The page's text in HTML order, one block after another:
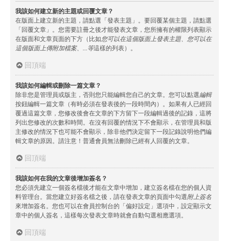
我該如何建立新的主題或回覆文章？
在版面上建立新的主題，請點選「發表主題」。要回覆某個主題，請點選
「回覆文章」。您需要註冊之後才能發表文章，您所擁有的權限列表顯示
在版面和文章頁面的下方（比如您可以在這個版面上發表主題、您可以在
這個版面上傳附加檔案、...等這樣的列表）。
回頂端
我該如何編輯或刪除一篇文章？
除非您是管理員或版主，否則您只能編輯您自己的文章。您可以點選編輯
按鈕編輯一篇文章（有時必須在發表後的一段時間內）。如果有人已經回
覆過這篇文章，您修改後會在文章的下方留下一段編輯過後的記錄，這將
列出您修改的次數和時間。在沒有回覆的情況下不會顯示，在管理員和版
主修改的情況下也可能不會顯示，除非他們決定留下一段記錄說明他們編
輯文章的原因。請注意！普通會員無法刪除已經有人回覆的文章。
回頂端
我該如何在我的文章後增加簽名？
您必須先建立一個簽名檔後才能在文章中增加，建立簽名檔在您的個人資
料管理台。當您建立好簽名檔之後，請在發表文章的頁面中勾選附上簽名
來增加簽名。您也可以在會員控制台的「偏好設定」選項中，設定顯示文
章中的個人簽名，這樣每次發表文章時就會自動勾選相應選項。
回頂端